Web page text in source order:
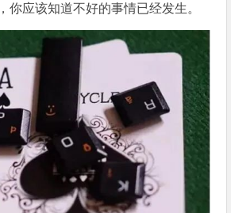
你应该知道不好的事情已经发生。